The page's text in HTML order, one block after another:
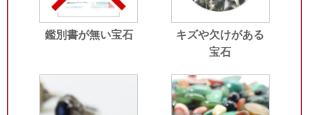
鑑別書が無い宝石
キズや欠けがある
宝石